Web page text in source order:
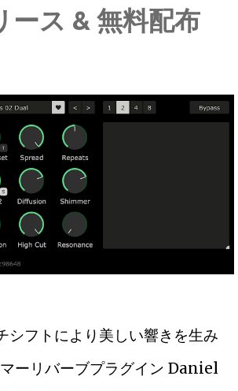
ース & 無料配布
シフトにより美しい響きを生み
ーリバーブプラグイン Daniel